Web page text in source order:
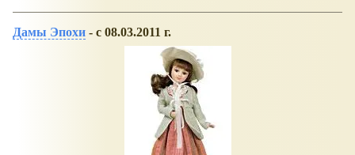
Дамы Эпохи - с 08.03.2011 г.